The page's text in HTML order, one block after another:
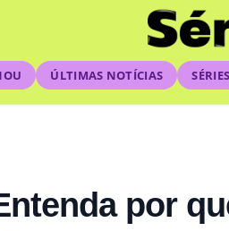
ÚLTIMAS NOTÍCIAS SÉRIES
por